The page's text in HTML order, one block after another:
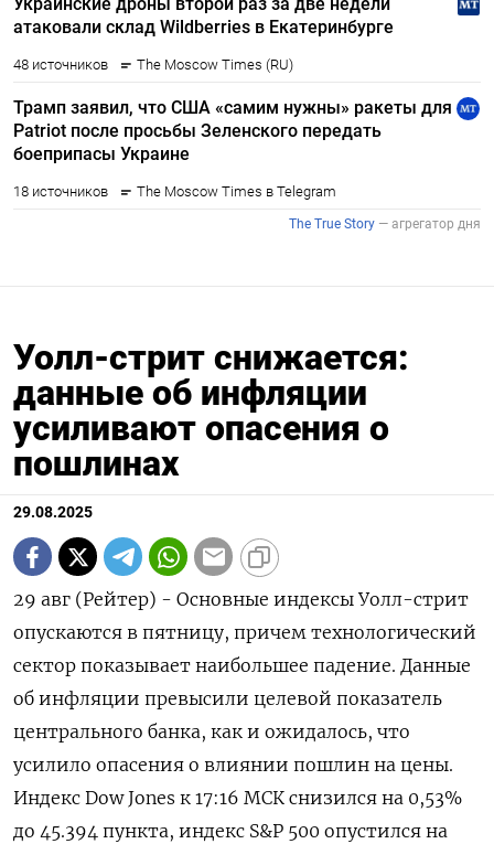
Уолл-стрит снижается:
данные об инфляции
усиливают опасения о
пошлинах
29.08.2025
29 авг (Рейтер) - Основные индексы Уолл-стрит
опускаются в пятницу, причем технологический
сектор показывает наибольшее падение. Данные
об инфляции превысили целевой показатель
центрального банка, как и ожидалось, что
усилило опасения о влиянии пошлин на цены.
Индекс Dow Jones к 17:16 МСК снизился на 0,53%
до 45.394 пункта, индекс S&P 500 опустился на